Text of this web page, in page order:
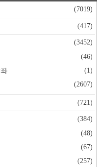
(7019)
(417)
(3452)
(46)
(1)
(2607)
(721)
(384)
(48)
(67)
(257)